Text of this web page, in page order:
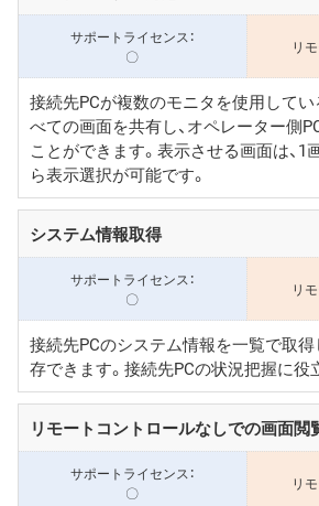
〇
接続先PCが複数のモニタを使用してい
べての画面を共有し、オペレーター側
ことができます。表示させる画面は、1
ら表示選択が可能です。
システム情報取得
〇
接続先PCのシステム情報を一覧で取
存できます。接続先PCの状況把握に役
リモートコントロールなしでの画面閲
〇